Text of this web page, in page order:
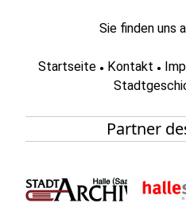
Sie finden uns
Startseite ● Kontakt ●
Partner